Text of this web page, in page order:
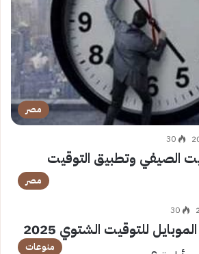
مصر
30
الصيفي وتطبيق التوقيت
مصر
30
للتوقيت الشتوي 2025
منوعات